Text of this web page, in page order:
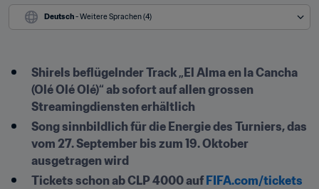
Deutsch - Weitere Sprachen (4)
Shirels beflügelnder Track „El Alma en la Cancha
(Olé Olé Olé)“ ab sofort auf allen grossen
Streamingdiensten erhältlich
Song sinnbildlich für die Energie des Turniers, das
vom 27. September bis zum 19. Oktober
ausgetragen wird
Tickets schon ab CLP 4000 auf FIFA.com/tickets